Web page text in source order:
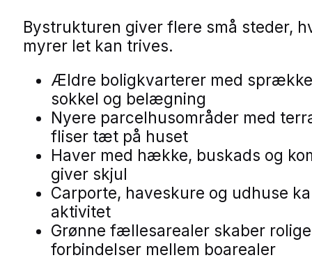
Bystrukturen giver flere små steder,
myrer let kan trives.
Ældre boligkvarterer med
sokkel og belægning
Nyere parcelhusområder med
fliser tæt på huset
Haver med hække, buskads og
giver skjul
Carporte, haveskure og udhuse
aktivitet
Grønne fællesarealer skaber rolige
forbindelser mellem boarealer